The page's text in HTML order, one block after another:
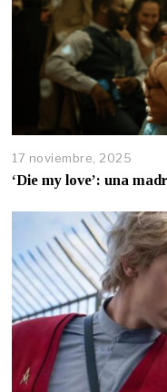
17 noviembre, 2025
‘Die my love’: una